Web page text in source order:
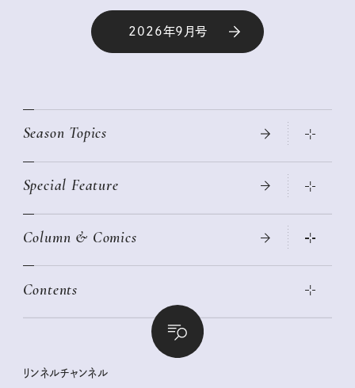
2026年9月号
Season Topics
真夏のひんやりグッズ 2026
ニトリ・イケア・無印良品で賢くおしゃれなインテリア
絶品、お餅レシピ大集合！
世界のサンタさんに会って来た！
クラフトビール案内
Special Feature
2026年春夏 トレンドファッションニュース
女子旅おすすめスポット 暮らすように心地いいリンネル旅ガイ
幸せな老後のための リンネルマネー講座
私の住むまち、好きな場所。LOCAL LIFE REPORT
リンネル 暮らしの道具大賞
Column & Comics
ぐれいさん
明日もいい日になりますように
清水みさとの食いしんぼう寄り道サウナ
Contents
リンネルおしゃれファッションスナップ
リンネル暮らし部
リンネルチャンネル